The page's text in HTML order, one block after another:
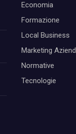
Economia
Formazione
Local Business
Marketing
Normative
Tecnologie